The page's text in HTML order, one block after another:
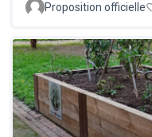
Proposition officielle